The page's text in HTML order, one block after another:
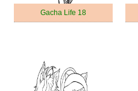
Gacha Life 18